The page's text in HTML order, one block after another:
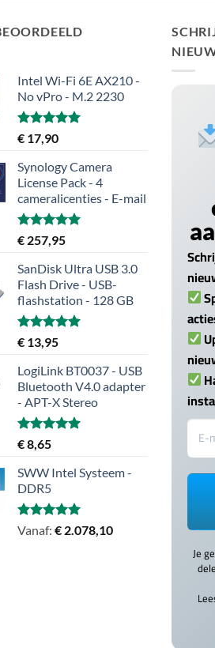
Intel Wi-Fi 6E AX210 -
No vPro - M.2 2230
Gewaardeerd
uit 5
€ 17,90
Synology Camera
License Pack - 4
cameralicenties - E-mail
Gewaardeerd
uit 5
€ 257,95
SanDisk Ultra USB 3.0
Flash Drive - USB-
flashstation - 128 GB
Gewaardeerd
uit 5
€ 13,95
LogiLink BT0037 - USB
Bluetooth V4.0 adapter
- APT-X Stereo
Gewaardeerd
5.00
€8,65
SWW Intel Systeem -
DDR5
Gewaardeerd
Vanaf: € 2.078,10
Je